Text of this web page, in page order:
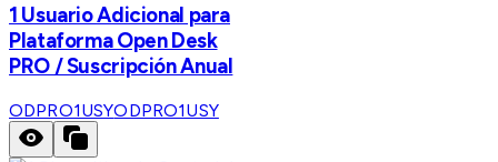
1 Usuario Adicional para
Plataforma Open Desk
PRO / Suscripción Anual
ODPRO1USYODPRO1USY